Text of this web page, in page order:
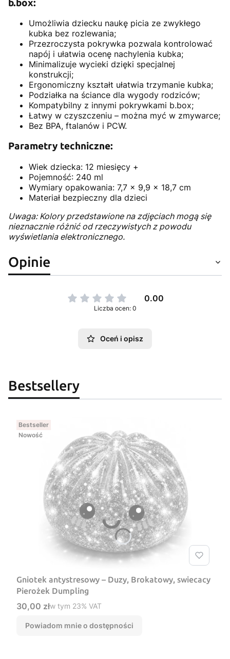
b.box:
Umożliwia dziecku naukę picia ze zwykłego
kubka bez rozlewania;
Przezroczysta pokrywka pozwala kontrolować
napój i ułatwia ocenę nachylenia kubka;
Minimalizuje wycieki dzięki specjalnej
konstrukcji;
Ergonomiczny kształt ułatwia trzymanie kubka;
Podziałka na ściance dla wygody rodziców;
Kompatybilny z innymi pokrywkami b.box;
Łatwy w czyszczeniu – można myć w zmywarce;
Bez BPA, ftalanów i PCW.
Parametry techniczne:
Wiek dziecka: 12 miesięcy +
Pojemność: 240 ml
Wymiary opakowania: 7,7 x 9,9 x 18,7 cm
Materiał bezpieczny dla dzieci
Uwaga: Kolory przedstawione na zdjęciach mogą się
nieznacznie różnić od rzeczywistych z powodu
wyświetlania elektronicznego.
Opinie
0.00
Liczba ocen: 0
Oceń i opisz
Bestsellery
Bestseller
Nowość
Gniotek antystresowy – Duzy, Brokatowy, swiecacy
Pierożek Dumpling
Cena brutto
30,00 złw tym %s VAT
w tym 23% VAT
Powiadom mnie o dostępności